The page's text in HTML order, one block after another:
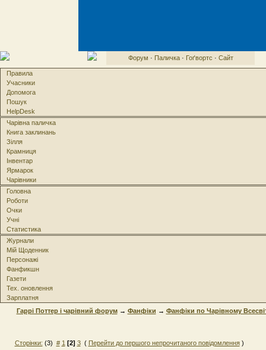
Форум · Паличка· Гоґвортс · Сайт
Правила
Учасники
Допомога
Пошук
HelpDesk
Чарівна паличка
Книга заклинань
Зілля
Крамниця
Інвентар
Ярмарок
Чарівники
Головна
Роботи
Очки
Учні
Статистика
Журнали
Мій Щоденник
Персонажі
Фанфикшн
Газети
Тех. оновлення
Зарплатня
Гаррі Поттер і чарівний форум→ Фанфіки → Фанфіки по Чарівному
Сторінки: (3) # 1 [2] 3( Перейти до першого непрочитаного повідомлення)